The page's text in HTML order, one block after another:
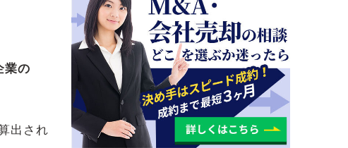
業の
出され